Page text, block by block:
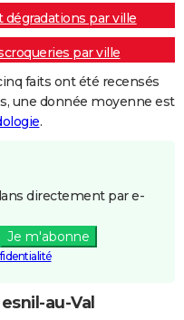
par ville
par ville
faits ont été recensés
une donnée moyenne est
.
directement par e-
Je m'abonne
au-Val